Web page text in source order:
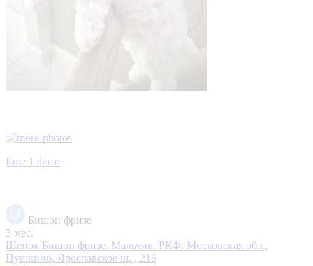
Еще 1 фото
Бишон фризе
3 мес.
Щенок Бишон фризе. Мальчик. РКФ. Московская обл.,
Пушкино, Ярославское ш. , 216